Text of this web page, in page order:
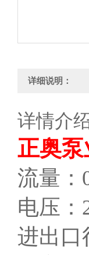
详细说明：
详情介
正奥
流量：
电压：
进出口